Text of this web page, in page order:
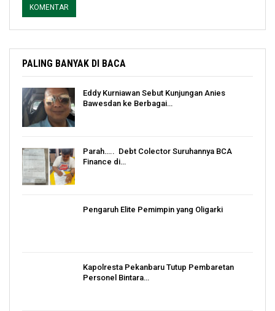
PALING BANYAK DI BACA
Eddy Kurniawan Sebut Kunjungan Anies
Bawesdan ke Berbagai…
Parah….. Debt Colector Suruhannya BCA
Finance di…
Pengaruh Elite Pemimpin yang Oligarki
Kapolresta Pekanbaru Tutup Pembaretan
Personel Bintara…